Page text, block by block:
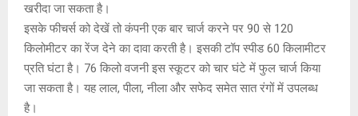
खरीदा जा सकता है।
इसके फीचर्स को देखें तो कंपनी एक बार चार्ज करने पर 90 से 120
किलोमीटर का रेंज देने का दावा करती है। इसकी टॉप स्पीड 60 किलामीटर
प्रति घंटा है। 76 किलो वजनी इस स्कूटर को चार घंटे में फुल चार्ज किया
जा सकता है। यह लाल, पीला, नीला और सफेद समेत सात रंगों में उपलब्ध
है।